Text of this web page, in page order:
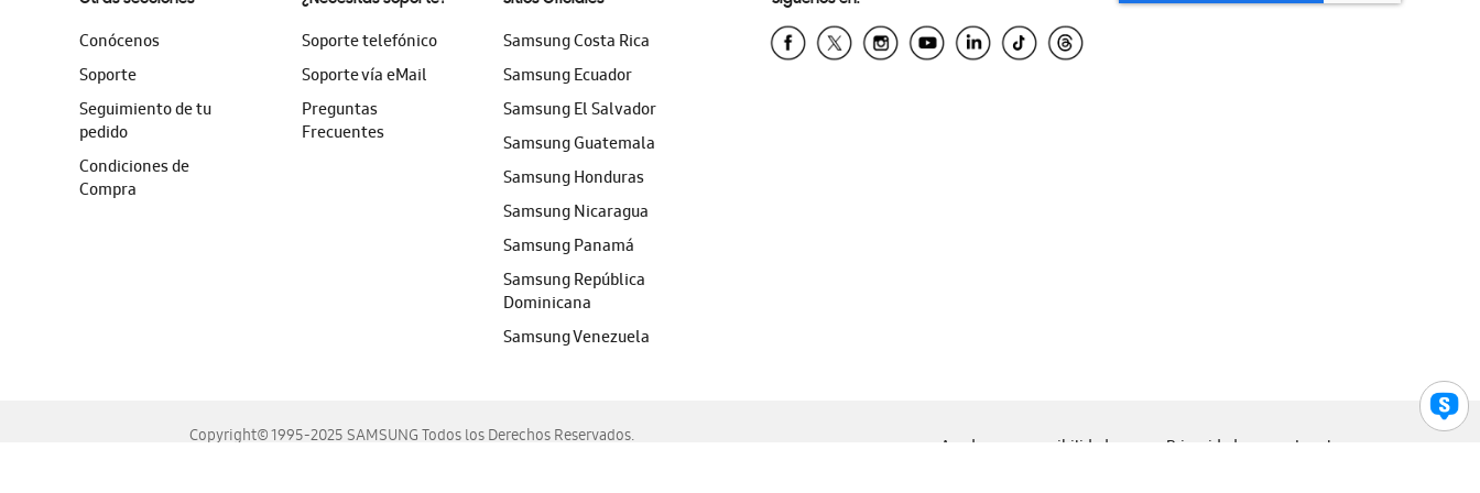
Conócenos
Soporte
Seguimiento de tu
pedido
Condiciones de
Compra
Soporte telefónico
Soporte vía eMail
Preguntas
Frecuentes
Samsung Costa Rica
Samsung Ecuador
Samsung El Salvador
Samsung Guatemala
Samsung Honduras
Samsung Nicaragua
Samsung Panamá
Samsung República
Dominicana
Samsung Venezuela
Copyright© 1995-2025 SAMSUNG Todos los Derechos Reservados.
Ayuda para accesibilidad Privacidad Legal